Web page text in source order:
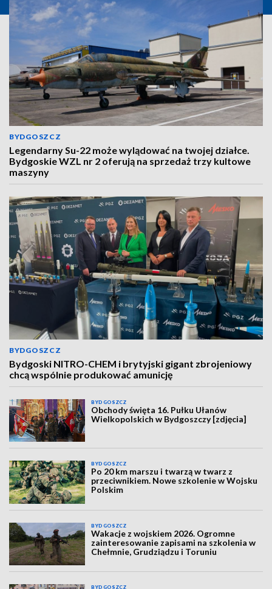
BYDGOSZCZ
Legendarny Su-22 może wylądować na twojej działce.
Bydgoskie WZL nr 2 oferują na sprzedaż trzy kultowe
maszyny
BYDGOSZCZ
Bydgoski NITRO-CHEM i brytyjski gigant zbrojeniowy
chcą wspólnie produkować amunicję
BYDGOSZCZ
Obchody święta 16. Pułku Ułanów
Wielkopolskich w Bydgoszczy [zdjęcia]
BYDGOSZCZ
Po 20 km marszu i twarzą w twarz z
przeciwnikiem. Nowe szkolenie w Wojsku
Polskim
BYDGOSZCZ
Wakacje z wojskiem 2026. Ogromne
zainteresowanie zapisami na szkolenia w
Chełmnie, Grudziądzu i Toruniu
BYDGOSZCZ